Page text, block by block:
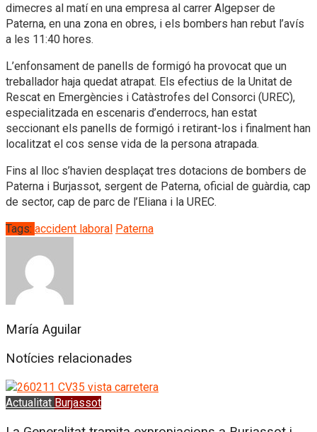
dimecres al matí en una empresa al carrer Algepser de
Paterna, en una zona en obres, i els bombers han rebut l’avís
a les 11:40 hores.
L’enfonsament de panells de formigó ha provocat que un
treballador haja quedat atrapat. Els efectius de la Unitat de
Rescat en Emergències i Catàstrofes del Consorci (UREC),
especialitzada en escenaris d’enderrocs, han estat
seccionant els panells de formigó i retirant-los i finalment han
localitzat el cos sense vida de la persona atrapada.
Fins al lloc s’havien desplaçat tres dotacions de bombers de
Paterna i Burjassot, sergent de Paterna, oficial de guàrdia, cap
de sector, cap de parc de l’Eliana i la UREC.
Tags: accident laboral Paterna
María Aguilar
Notícies relacionades
Actualitat Burjassot